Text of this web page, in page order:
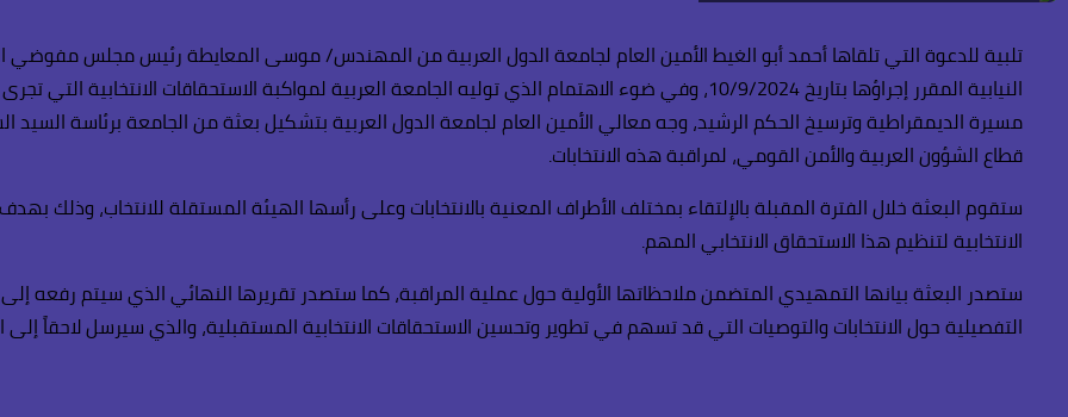
تلبية للدعوة التي تلقاها أحمد أبو الغيط الأمين العام لجامعة الدول العربية من المهندس/ موسى المعايطة رئيس مجلس مفوضي
النيابية المقرر إجراؤها بتاريخ 10/9/2024، وفي ضوء الاهتمام الذي توليه الجامعة العربية لمواكبة الاستحقاقات
مسيرة الديمقراطية وترسيخ الحكم الرشيد، وجه معالي الأمين العام لجامعة الدول العربية بتشكيل بعثة من الجامعة برئاسة السيد
قطاع الشؤون العربية والأمن القومي، لمراقبة هذه الانتخابات.
ستقوم البعثة خلال الفترة المقبلة بالإلتقاء بمختلف الأطراف المعنية بالانتخابات وعلى رأسها الهيئة المستقلة للانتخاب،
الانتخابية لتنظيم هذا الاستحقاق الانتخابي المهم.
ستصدر البعثة بيانها التمهيدي المتضمن ملاحظاتها الأولية حول عملية المراقبة، كما ستصدر تقريرها النهائي الذي سيتم رفعه إلى
التفصيلية حول الانتخابات والتوصيات التي قد تسهم في تطوير وتحسين الاستحقاقات الانتخابية المستقبلية، والذي سيرسل لاحقاً